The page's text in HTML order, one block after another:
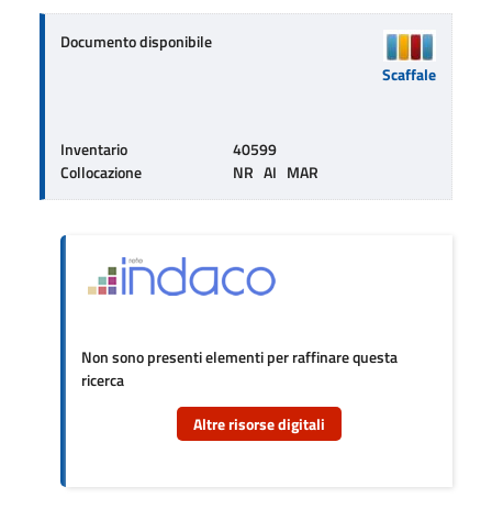
Documento disponibile
Inventario
40599
Collocazione
NR   AI   MAR
Scaffale
Non sono presenti elementi per raffinare questa
ricerca
Altre risorse digitali